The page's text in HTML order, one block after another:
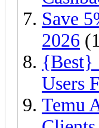
Save
2026
{Best}
Users
Temu